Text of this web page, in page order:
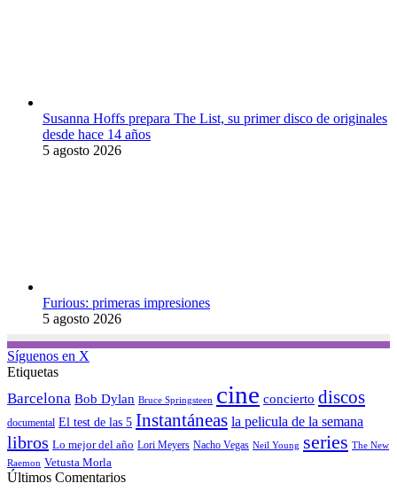
Susanna Hoffs prepara The List, su primer disco de originales
desde hace 14 años
5 agosto 2026
Furious: primeras impresiones
5 agosto 2026
Síguenos en X
Etiquetas
Barcelona Bob Dylan Bruce Springsteen cine concierto discos
documental El test de las 5 Instantáneas la pelicula de la semana
libros Lo mejor del año Lori Meyers Nacho Vegas Neil Young series The New
Raemon Vetusta Morla
Últimos Comentarios